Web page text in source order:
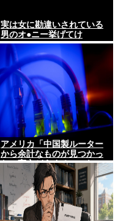
実は女に勘違いされている
男のオ●ニー挙げてけ
アメリカ「中国製ルーター
から余計なものが見つかっ
た」高市どうするのこれ